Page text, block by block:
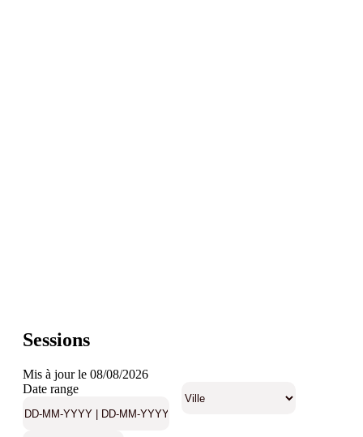
Sessions
Mis à jour le 08/08/2026
Date range